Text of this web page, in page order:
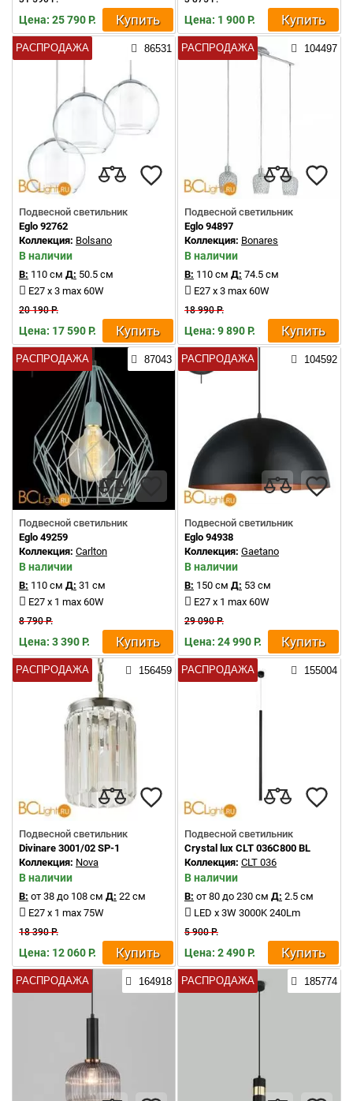
Цена: 25 790 Р. Купить Цена: 1 900 Р. Купить
РАСПРОДАЖА 86531
Подвесной светильник
Eglo 92762
Коллекция: Bolsano
В наличии
В: 110 см Д: 50.5 см
E27 x 3 max 60W
20 190 Р.
Цена: 17 590 Р. Купить
РАСПРОДАЖА 104497
Подвесной светильник
Eglo 94897
Коллекция: Bonares
В наличии
В: 110 см Д: 74.5 см
E27 x 3 max 60W
18 990 Р.
Цена: 9 890 Р. Купить
РАСПРОДАЖА 87043
Подвесной светильник
Eglo 49259
Коллекция: Carlton
В наличии
В: 110 см Д: 31 см
E27 x 1 max 60W
8 790 Р.
Цена: 3 390 Р. Купить
РАСПРОДАЖА 104592
Подвесной светильник
Eglo 94938
Коллекция: Gaetano
В наличии
В: 150 см Д: 53 см
E27 x 1 max 60W
29 090 Р.
Цена: 24 990 Р. Купить
РАСПРОДАЖА 156459
Подвесной светильник
Divinare 3001/02 SP-1
Коллекция: Nova
В наличии
В: от 38 до 108 см Д: 22 см
E27 x 1 max 75W
18 390 Р.
Цена: 12 060 Р. Купить
РАСПРОДАЖА 155004
Подвесной светильник
Crystal lux CLT 036C800 BL
Коллекция: CLT 036
В наличии
В: от 80 до 230 см Д: 2.5 см
LED x 3W 3000K 240Lm
5 900 Р.
Цена: 2 490 Р. Купить
РАСПРОДАЖА 164918 РАСПРОДАЖА 185774